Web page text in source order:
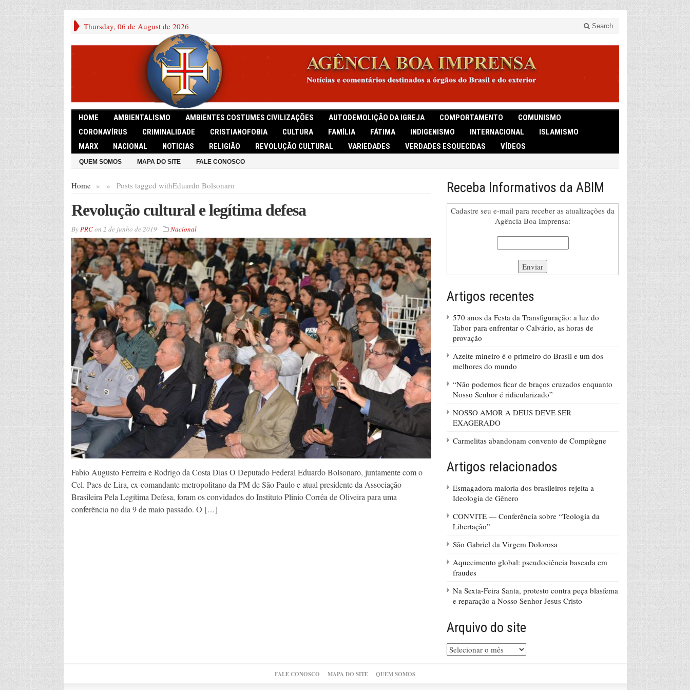
Thursday, 06 de August de 2026 Search
HOME AMBIENTALISMO AMBIENTES COSTUMES CIVILIZAÇÕES AUTODEMOLIÇÃO DA IGREJA COMPORTAMENTO
COMUNISMO
CORONAVÍRUS
CRIMINALIDADE CRISTIANOFOBIA CULTURA FAMÍLIA FÁTIMA INDIGENISMO INTERNACIONAL
ISLAMISMO
MARX
NACIONAL NOTICIAS RELIGIÃO REVOLUÇÃO CULTURAL VARIEDADES VERDADES ESQUECIDAS VÍDEOS
QUEM SOMOS MAPA DO SITE FALE CONOSCO
Home » Posts tagged with
» Eduardo Bolsonaro
Revolução cultural e legítima defesa
ByPRCon 2 de junho de 2019 Nacional
Fabio Augusto Ferreira e Rodrigo da Costa Dias O Deputado Federal Eduardo Bolsonaro, juntamente com o
Cel. Paes de Lira, ex-comandante metropolitano da PM de São Paulo e atual presidente da Associação
Brasileira Pela Legítima Defesa, foram os convidados do Instituto Plinio Corrêa de Oliveira para uma
conferência no dia 9 de maio passado. O […]
Receba Informativos da ABIM
Cadastre seu e-mail para receber as atualizações da
Agência Boa Imprensa:
Artigos recentes
570 anos da Festa da Transfiguração: a luz do
Tabor para enfrentar o Calvário, as horas de
provação
Azeite mineiro é o primeiro do Brasil e um dos
melhores do mundo
“Não podemos ficar de braços cruzados enquanto
Nosso Senhor é ridicularizado”
NOSSO AMOR A DEUS DEVE SER
EXAGERADO
Carmelitas abandonam convento de Compiègne
Artigos relacionados
Esmagadora maioria dos brasileiros rejeita a
Ideologia de Gênero
CONVITE — Conferência sobre “Teologia da
Libertação”
São Gabriel da Virgem Dolorosa
Aquecimento global: pseudociência baseada em
fraudes
Na Sexta-Feira Santa, protesto contra peça blasfema
e reparação a Nosso Senhor Jesus Cristo
Arquivo do site
Arquivo
do
FALE CONOSCO MAPA DO SITE QUEM SOMOS